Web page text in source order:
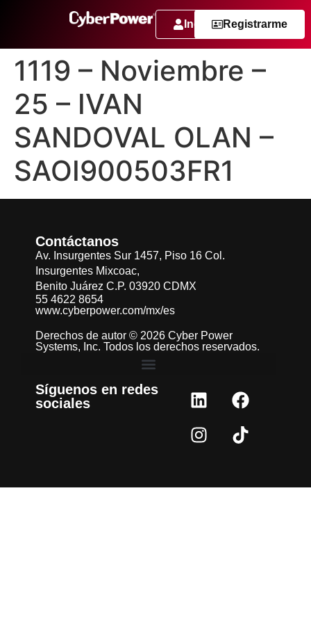
IngresarRegistrarme
1119 – Noviembre –
25 – IVAN
SANDOVAL OLAN –
SAOI900503FR1
Contáctanos
Av. Insurgentes Sur 1457, Piso 16 Col.
Insurgentes Mixcoac,
Benito Juárez C.P. 03920 CDMX
55 4622 8654
www.cyberpower.com/mx/es
Derechos de autor © 2026 Cyber Power
Systems, Inc. Todos los derechos reservados.
Síguenos en redes
sociales